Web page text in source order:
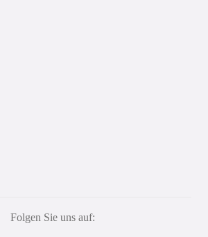
Folgen Sie uns auf: